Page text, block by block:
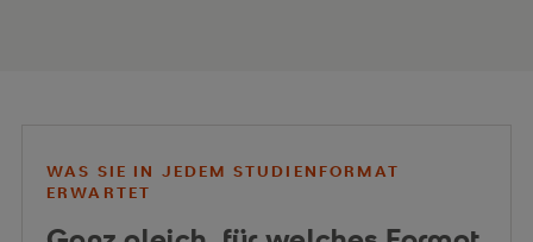
Schüler:innen und Studierende–
Schulsozialarbeit und Hochschulsozialarbeit
WAS SIE IN JEDEM STUDIENFORMAT
ERWARTET